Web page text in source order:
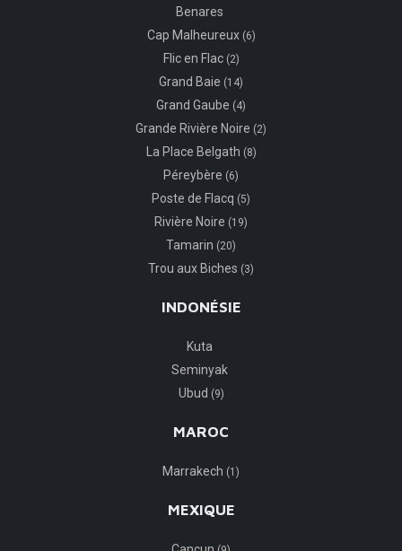
Benares
Cap Malheureux (6)
Flic en Flac (2)
Grand Baie (14)
Grand Gaube (4)
Grande Rivière Noire (2)
La Place Belgath (8)
Péreybère (6)
Poste de Flacq (5)
Rivière Noire (19)
Tamarin (20)
Trou aux Biches (3)
INDONÉSIE
Kuta
Seminyak
Ubud (9)
MAROC
Marrakech (1)
MEXIQUE